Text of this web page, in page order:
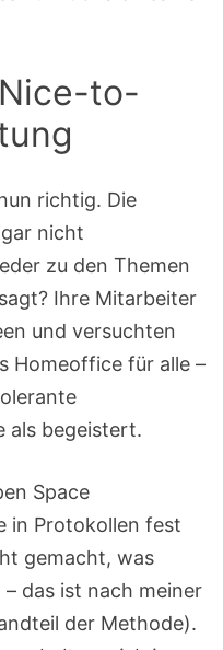
to-
richtig. Die
nicht
zu den Themen
Ihre Mitarbeiter
und versuchten
Homeoffice für alle –
als begeistert.
Space
in Protokollen fest
gemacht, was
das ist nach meiner
der Methode).